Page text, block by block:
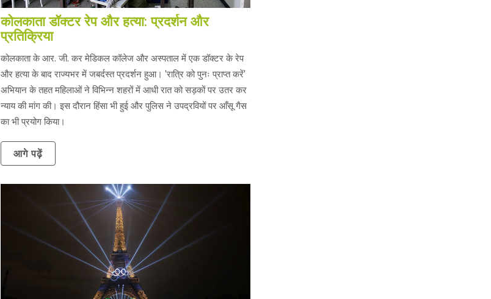
कोलकाता डॉक्टर रेप और हत्या: प्रदर्शन और
प्रतिक्रिया
कोलकाता के आर. जी. कर मेडिकल कॉलेज और अस्पताल में एक डॉक्टर के रेप
और हत्या के बाद राज्यभर में जबर्दस्त प्रदर्शन हुआ। 'रात्रि को पुनः प्राप्त करें'
अभियान के तहत महिलाओं ने विभिन्न शहरों में आधी रात को सड़कों पर उतर कर
न्याय की मांग की। इस दौरान हिंसा भी हुई और पुलिस ने उपद्रवियों पर आँसू गैस
का भी प्रयोग किया।
आगे पढ़ें